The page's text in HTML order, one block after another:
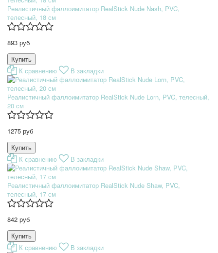
Реалистичный фаллоимитатор RealStick Nude Nash, PVC,
телесный, 18 см
893 руб
К сравнению В закладки
Реалистичный фаллоимитатор RealStick Nude Lorn, PVC, телесный,
20 см
1275 руб
К сравнению В закладки
Реалистичный фаллоимитатор RealStick Nude Shaw, PVC,
телесный, 17 см
842 руб
К сравнению В закладки